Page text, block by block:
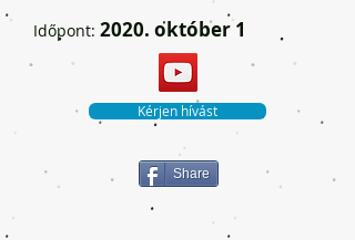
Időpont: 2020. október 1
Kérjen hívást
Share